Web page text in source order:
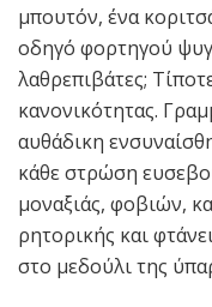
μπουτόν, ένα
οδηγό φορτηγού
λαθρεπιβάτες;
κανονικότητας.
αυθάδικη
κάθε στρώση
μοναξιάς, φοβιών,
ρητορικής και
στο μεδούλι της